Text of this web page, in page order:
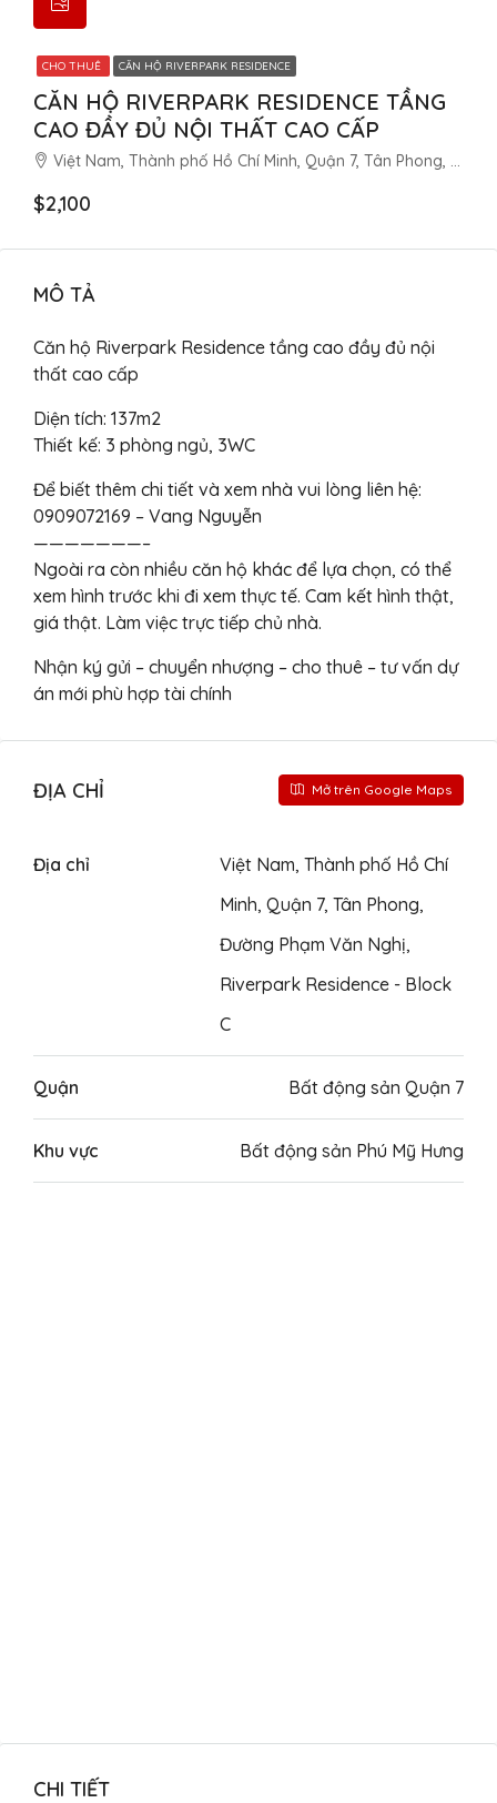
CHO THUÊ CĂN HỘ RIVERPARK RESIDENCE
CĂN HỘ RIVERPARK RESIDENCE TẦNG
CAO ĐẦY ĐỦ NỘI THẤT CAO CẤP
Việt Nam, Thành phố Hồ Chí Minh, Quận 7, Tân Phong, Đường Phạm Văn Nghị, Riverpark Residence - Block C
$2,100
MÔ TẢ
Căn hộ Riverpark Residence tầng cao đầy đủ nội
thất cao cấp
Diện tích: 137m2
Thiết kế: 3 phòng ngủ, 3WC
Để biết thêm chi tiết và xem nhà vui lòng liên hệ:
0909072169 – Vang Nguyễn
———————–
Ngoài ra còn nhiều căn hộ khác để lựa chọn, có thể
xem hình trước khi đi xem thực tế. Cam kết hình thật,
giá thật. Làm việc trực tiếp chủ nhà.
Nhận ký gửi – chuyển nhượng – cho thuê – tư vấn dự
án mới phù hợp tài chính
ĐỊA CHỈ Mở trên Google Maps
Địa chỉ
Việt Nam, Thành phố Hồ Chí
Minh, Quận 7, Tân Phong,
Đường Phạm Văn Nghị,
Riverpark Residence - Block
C
Quận Bất động sản Quận 7
Khu vực Bất động sản Phú Mỹ Hưng
CHI TIẾT